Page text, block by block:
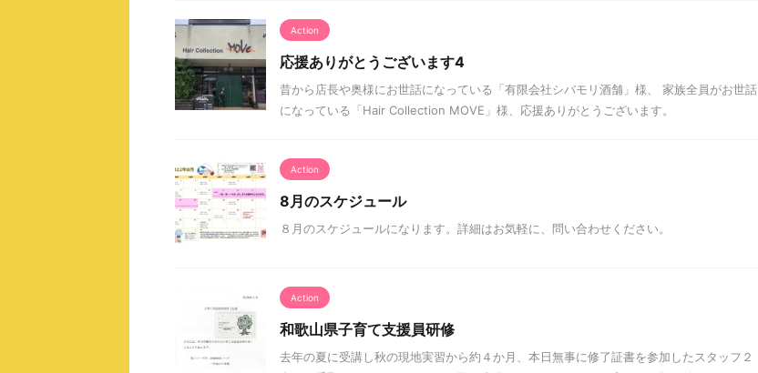
Action
応援ありがとうございます4
昔から店長や奥様にお世話になっている「有限会社シバモリ酒舗」様、 家族全員がお世話
になっている「Hair Collection MOVE」様、応援ありがとうございます。
Action
8月のスケジュール
８月のスケジュールになります。詳細はお気軽に、問い合わせください。
Action
和歌山県子育て支援員研修
去年の夏に受講し秋の現地実習から約４か月、本日無事に修了証書を参加したスタッフ２